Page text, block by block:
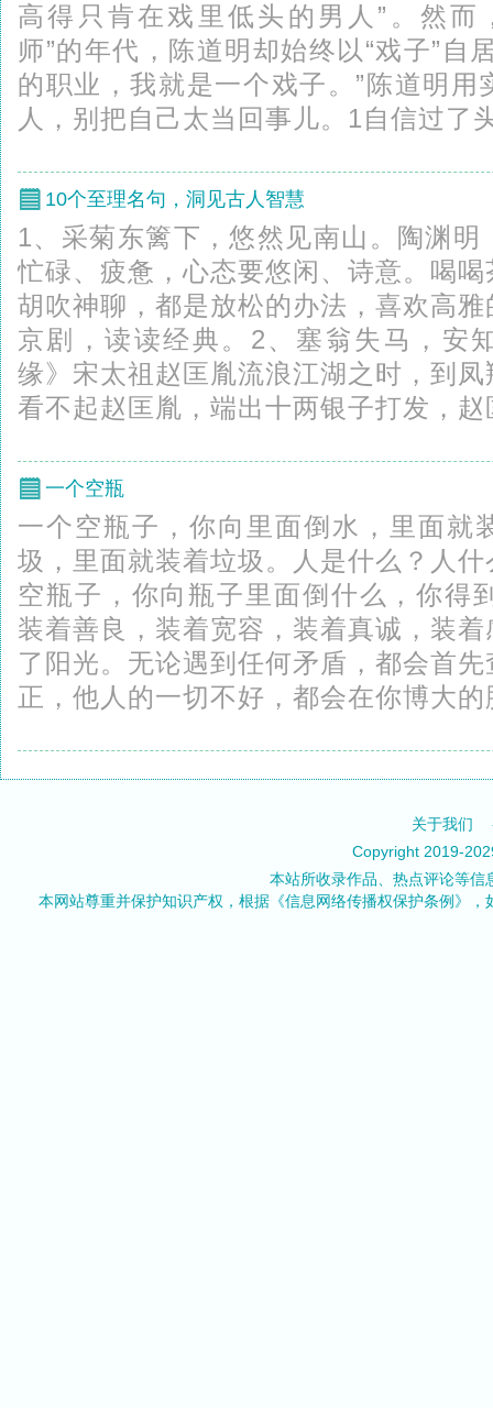
高得只肯在戏里低头的男人”。然而
师”的年代，陈道明却始终以“戏子”自
的职业，我就是一个戏子。”陈道明用
人，别把自己太当回事儿。1自信过了
10个至理名句，洞见古人智慧
1、采菊东篱下，悠然见南山。陶渊
忙碌、疲惫，心态要悠闲、诗意。喝
胡吹神聊，都是放松的办法，喜欢高
京剧，读读经典。2、塞翁失马，安
缘》宋太祖赵匡胤流浪江湖之时，到
看不起赵匡胤，端出十两银子打发，
一个空瓶
一个空瓶子，你向里面倒水，里面就
圾，里面就装着垃圾。人是什么？人
空瓶子，你向瓶子里面倒什么，你得
装着善良，装着宽容，装着真诚，装
了阳光。无论遇到任何矛盾，都会首
正，他人的一切不好，都会在你博大
关于我们
Copyright 2019-
本站所收录作品、热点评论等
本网站尊重并保护知识产权，根据《信息网络传播权保护条例》